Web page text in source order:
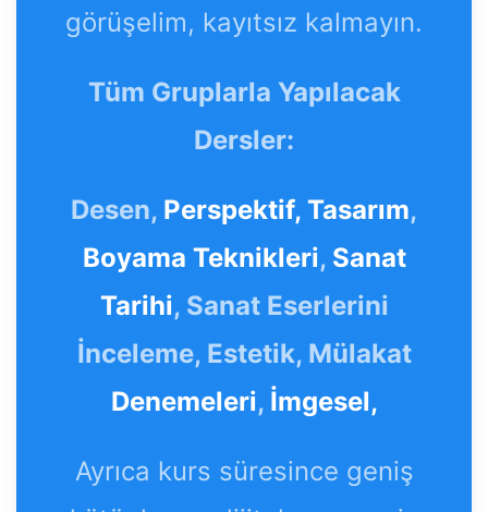
görüşelim, kayıtsız kalmayın.
Tüm Gruplarla Yapılacak
Dersler:
Desen, Perspektif, Tasarım,
Boyama Teknikleri, Sanat
Tarihi, Sanat Eserlerini
İnceleme, Estetik, Mülakat
Denemeleri, İmgesel,
Ayrıca kurs süresince geniş